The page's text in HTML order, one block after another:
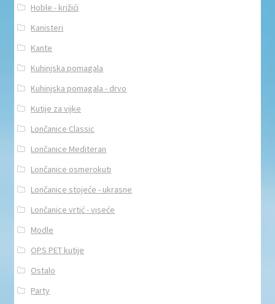
Hoble - križići
Kanisteri
Kante
Kuhinjska pomagala
Kuhinjska pomagala - drvo
Kutije za vijke
Lončanice Classic
Lončanice Mediteran
Lončanice osmerokuti
Lončanice stojeće - ukrasne
Lončanice vrtić - viseće
Modle
OPS PET kutije
Ostalo
Party